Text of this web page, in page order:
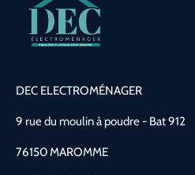
DEC ELECTROMÉNAGER
9 rue du moulin à poudre - Bat 912
76150 MAROMME